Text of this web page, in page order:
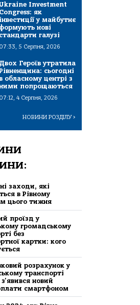
Investment
Congress: як
інвестиції у майбутнє
формують нові
стандарти галузі
07:33, 5 Серпня, 2026
Двох Героїв утратила
сьогодні
обласному центрі з
попрощаються
07:12, 4 Серпня, 2026
НОВИНИ РОЗДІЛУ>
заходи, які
в Рівному
цього тижня
проїзд у
громадському
без
картки: кого
розрахунок у
транспорті
з'явився новий
смартфоном